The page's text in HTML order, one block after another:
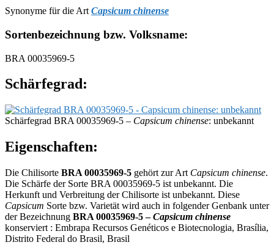
Synonyme für die Art Capsicum chinense
Sortenbezeichnung bzw. Volksname:
BRA 00035969-5
Schärfegrad:
Schärfegrad BRA 00035969-5 – Capsicum chinense: unbekannt
Eigenschaften:
Die Chilisorte BRA 00035969-5 gehört zur Art Capsicum chinense.
Die Schärfe der Sorte BRA 00035969-5 ist unbekannt. Die
Herkunft und Verbreitung der Chilisorte ist unbekannt. Diese
Capsicum Sorte bzw. Varietät wird auch in folgender Genbank unter
der Bezeichnung BRA 00035969-5 –Capsicum chinense
konserviert : Embrapa Recursos Genéticos e Biotecnologia, Brasília,
Distrito Federal do Brasil, Brasil